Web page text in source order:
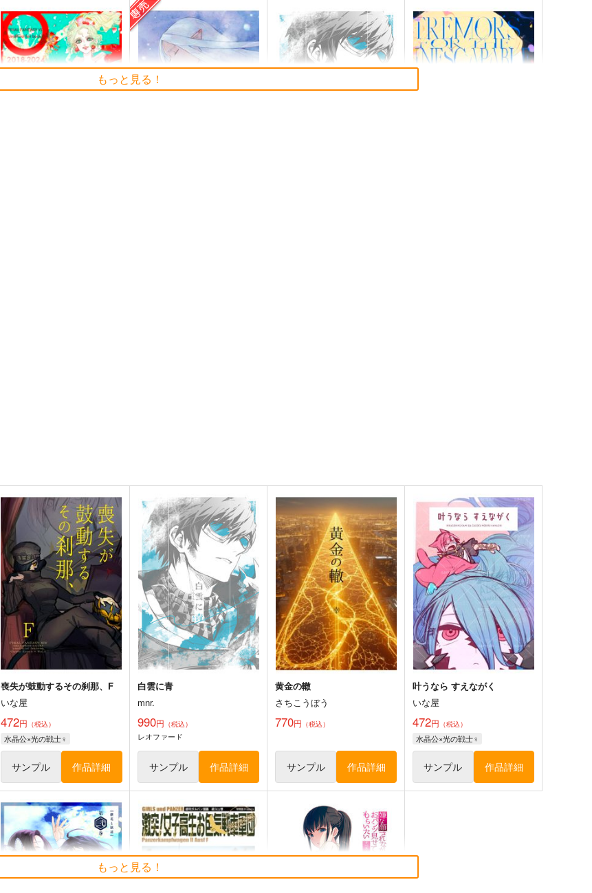
もういいかい、まあだだよ。
古唄
専売 629円（税込）
ファイナルファンタジー
ビビ・オルニティア
エーコ・キャルオル
ガーネット・ティル・アレクサンドロス17世
サンプル カート
喪失が鼓動するその刹那、F
いな屋
専売 472円（税込）
ファイナルファンタジー
水晶公×光の戦士♀
サンプル カート
Patchwork
3K
専売 1,100円（税込）
ファイナルファンタジー
クラウド×ティファ
サンプル カート
もっと見る！
喪失が鼓動するその刹那、F
いな屋
472円 （税込）
水晶公×光の戦士♀
サンプル 作品詳細
白雲に青
mnr.
990円 （税込）
レオファード
サンプル 作品詳細
黄金の轍
さちこうぼう
770円 （税込）
サンプル 作品詳細
叶うなら すえながく
いな屋
472円 （税込）
水晶公×光の戦士♀
サンプル 作品詳細
もっと見る！